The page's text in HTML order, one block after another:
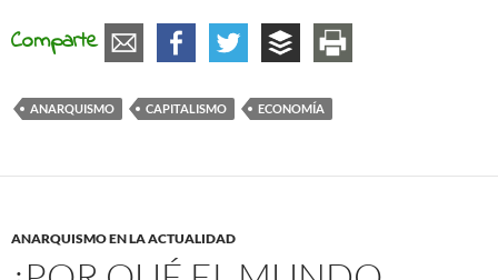
Comparte
ANARQUISMO CAPITALISMO ECONOMÍA
ANARQUISMO EN LA ACTUALIDAD